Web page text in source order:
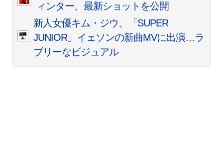
ィンター、最新ショットを公開
新人女優キム・ジウ、「SUPER
JUNIOR」イェソンの新曲MVに出演…ラ
ブリーなビジュアル